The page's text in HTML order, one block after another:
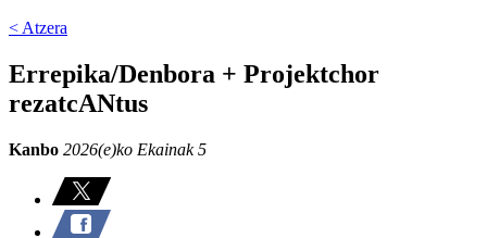
< Atzera
Errepika/Denbora + Projektchor
rezatcANtus
Kanbo 2026(e)ko Ekainak 5